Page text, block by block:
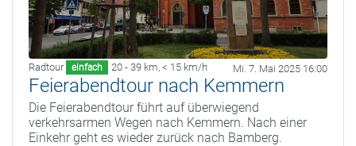
Radtour einfach 20 - 39 km, < 15 km/h Mi. 7. Mai 2025 16:00
Feierabendtour nach Kemmern
Die Feierabendtour führt auf überwiegend
verkehrsarmen Wegen nach Kemmern. Nach einer
Einkehr geht es wieder zurück nach Bamberg.